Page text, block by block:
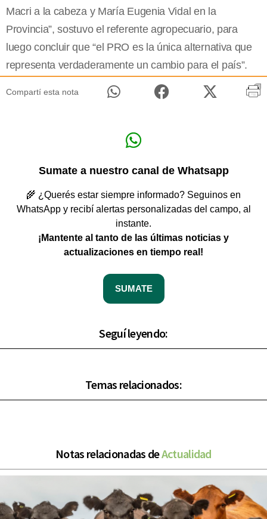
Macri a la cabeza y María Eugenia Vidal en la
Provincia”, sostuvo el referente agropecuario, para
luego concluir que “el PRO es la única alternativa que
representa verdaderamente un cambio para el país”.
Compartí esta nota
Sumate a nuestro canal de Whatsapp
🌾 ¿Querés estar siempre informado? Seguinos en
WhatsApp y recibí alertas personalizadas del campo, al
instante.
¡Mantente al tanto de las últimas noticias y
actualizaciones en tiempo real!
SUMATE
Seguí leyendo:
Temas relacionados:
Notas relacionadas deActualidad